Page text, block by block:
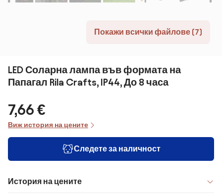
Покажи всички файлове (7)
LED Соларна лампа във формата на
Папагал Rila Crafts, IP44, До 8 часа
7,66 €
Виж история на цените
Следете за наличност
История на цените